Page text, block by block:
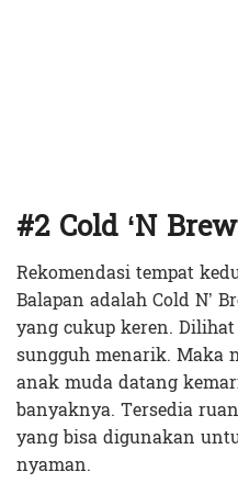
#2 Cold ‘N Brew
Rekomendasi tempat
Balapan adalah Cold N’
yang cukup keren.
sungguh menarik. Maka
anak muda datang
banyaknya. Tersedia
yang bisa digunakan
nyaman.